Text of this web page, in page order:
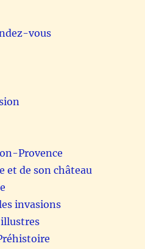
vous
Provence
et de son château
invasions
illustres